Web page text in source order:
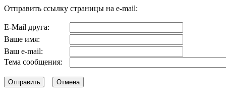
Отправить ссылку страницы на e-mail:
E-Mail друга:
Ваше имя:
Ваш e-mail:
Тема сообщения: